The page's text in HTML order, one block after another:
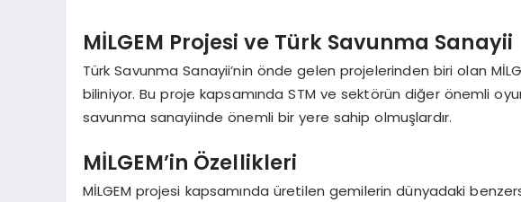
MİLGEM Projesi ve Türk Savunma Sanayii
Türk Savunma Sanayii’nin önde gelen projelerinden biri olan
biliniyor. Bu proje kapsamında STM ve sektörün diğer önemli
savunma sanayiinde önemli bir yere sahip olmuşlardır.
MİLGEM’in Özellikleri
MİLGEM projesi kapsamında üretilen gemilerin dünyadaki